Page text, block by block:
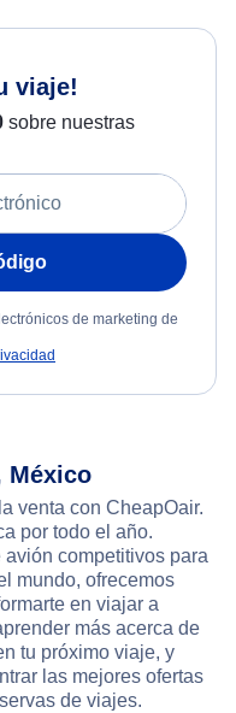
viaje!
sobre nuestras
de marketing de
México
venta con CheapOair.
por todo el año.
competitivos para
mundo, ofrecemos
en viajar a
más acerca de
tu próximo viaje, y
las mejores ofertas
de viajes.